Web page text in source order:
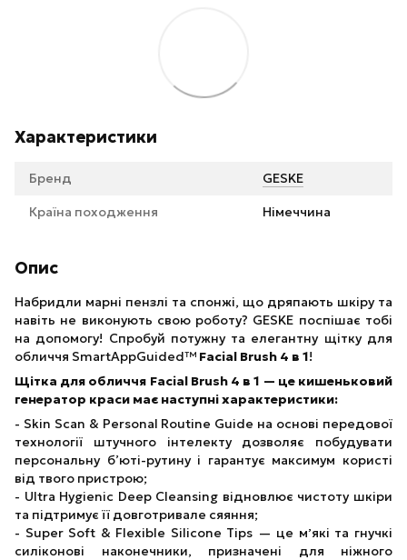
Характеристики
Бренд GESKE
Країна походження Німеччина
Опис
Набридли марні пензлі та спонжі, що дряпають шкіру та
навіть не виконують свою роботу? GESKE поспішає тобі
на допомогу! Спробуй потужну та елегантну щітку для
обличчя SmartAppGuided™ Facial Brush 4 в 1!
Щітка для обличчя Facial Brush 4 в 1 — це кишеньковий
генератор краси має наступні характеристики:
- Skin Scan & Personal Routine Guide на основі передової
технології штучного інтелекту дозволяє побудувати
персональну б’юті-рутину і гарантує максимум користі
від твого пристрою;
- Ultra Hygienic Deep Cleansing відновлює чистоту шкіри
та підтримує її довготривале сяяння;
- Super Soft & Flexible Silicone Tips — це мʼякі та гнучкі
силіконові наконечники, призначені для ніжного